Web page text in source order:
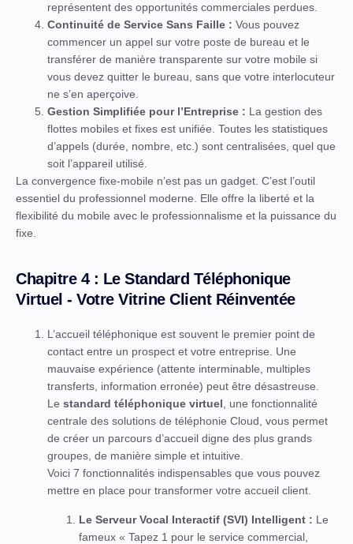
représentent des opportunités commerciales perdues.
Continuité de Service Sans Faille : Vous pouvez
commencer un appel sur votre poste de bureau et le
transférer de manière transparente sur votre mobile si
vous devez quitter le bureau, sans que votre interlocuteur
ne s’en aperçoive.
Gestion Simplifiée pour l’Entreprise : La gestion des
flottes mobiles et fixes est unifiée. Toutes les statistiques
d’appels (durée, nombre, etc.) sont centralisées, quel que
soit l’appareil utilisé.
La convergence fixe-mobile n’est pas un gadget. C’est l’outil
essentiel du professionnel moderne. Elle offre la liberté et la
flexibilité du mobile avec le professionnalisme et la puissance du
fixe.
Chapitre 4 : Le Standard Téléphonique
Virtuel - Votre Vitrine Client Réinventée
L’accueil téléphonique est souvent le premier point de
contact entre un prospect et votre entreprise. Une
mauvaise expérience (attente interminable, multiples
transferts, information erronée) peut être désastreuse.
Le standard téléphonique virtuel, une fonctionnalité
centrale des solutions de téléphonie Cloud, vous permet
de créer un parcours d’accueil digne des plus grands
groupes, de manière simple et intuitive.
Voici 7 fonctionnalités indispensables que vous pouvez
mettre en place pour transformer votre accueil client.
Le Serveur Vocal Interactif (SVI) Intelligent : Le
fameux « Tapez 1 pour le service commercial,